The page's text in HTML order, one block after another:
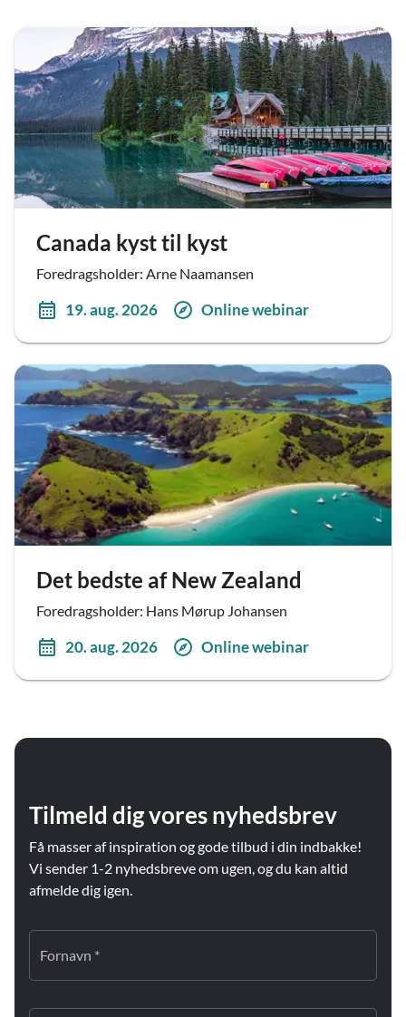
Canada kyst til kyst
Foredragsholder: Arne Naamansen
19. aug. 2026 Online webinar
Det bedste af New Zealand
Foredragsholder: Hans Mørup Johansen
20. aug. 2026 Online webinar
Tilmeld dig vores nyhedsbrev
Få masser af inspiration og gode tilbud i din indbakke!
Vi sender 1-2 nyhedsbreve om ugen, og du kan altid
afmelde dig igen.
Fornavn *